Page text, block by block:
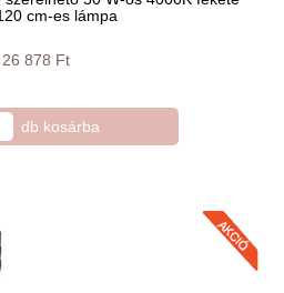
cm-es lámpa
26 878 Ft